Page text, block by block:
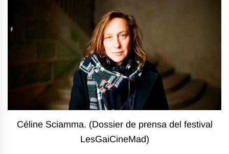
Céline Sciamma. (Dossier de prensa del festival
LesGaiCineMad)